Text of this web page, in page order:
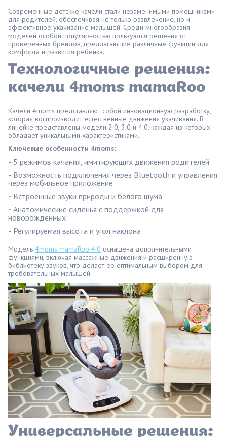
Современные детские качели стали незаменимыми помощниками
для родителей, обеспечивая не только развлечение, но и
эффективное укачивание малышей. Среди многообразия
моделей особой популярностью пользуются решения от
проверенных брендов, предлагающие различные функции для
комфорта и развития ребенка.
Технологичные решения:
качели 4moms mamaRoo
Качели 4moms представляют собой инновационную разработку,
которая воспроизводит естественные движения укачивания. В
линейке представлены модели 2.0, 3.0 и 4.0, каждая из которых
обладает уникальными характеристиками.
Ключевые особенности 4moms:
- 5 режимов качания, имитирующих движения родителей
- Возможность подключения через Bluetooth и управления
через мобильное приложение
- Встроенные звуки природы и белого шума
- Анатомические сиденья с поддержкой для
новорожденных
- Регулируемая высота и угол наклона
Модель 4moms mamaRoo 4.0 оснащена дополнительными
функциями, включая массажные движения и расширенную
библиотеку звуков, что делает ее оптимальным выбором для
требовательных малышей.
Универсальные решения: